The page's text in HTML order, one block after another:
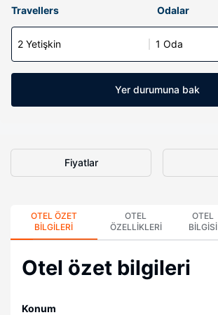
Travellers Odalar
2 Yetişkin 1 Oda
Yer durumuna bak
Fiyatlar
OTEL ÖZET
BILGILERI
OTEL
ÖZELLIKLERI
OTEL
BILGISI
Otel özet bilgileri
Konum